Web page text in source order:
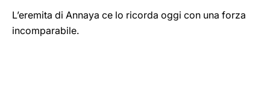
L’eremita di Annaya ce lo ricorda oggi con una forza
incomparabile.